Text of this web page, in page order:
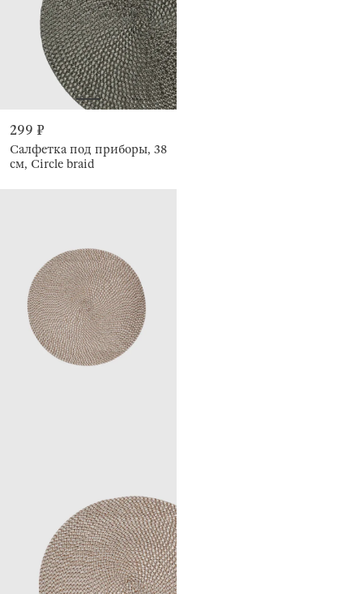
299 ₽
Салфетка под приборы, 38
см, Circle braid